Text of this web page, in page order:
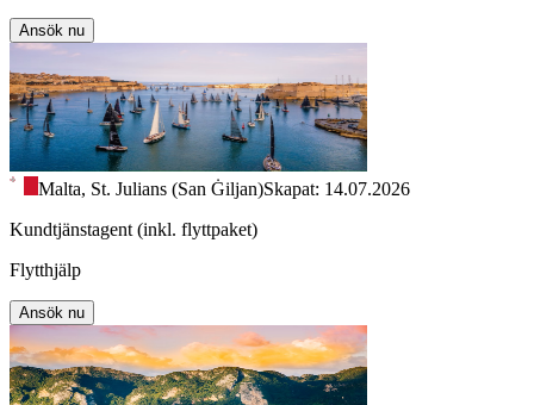
Ansök nu
Malta, St. Julians (San Ġiljan)Skapat: 14.07.2026
Kundtjänstagent (inkl. flyttpaket)
Flytthjälp
Ansök nu